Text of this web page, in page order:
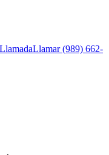
Llamar (989) 662-